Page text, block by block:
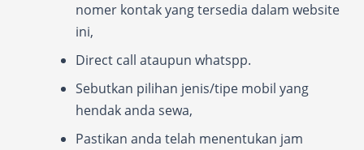
nomer kontak yang tersedia dalam website
ini,
Direct call ataupun whatspp.
Sebutkan pilihan jenis/tipe mobil yang
hendak anda sewa,
Pastikan anda telah menentukan jam